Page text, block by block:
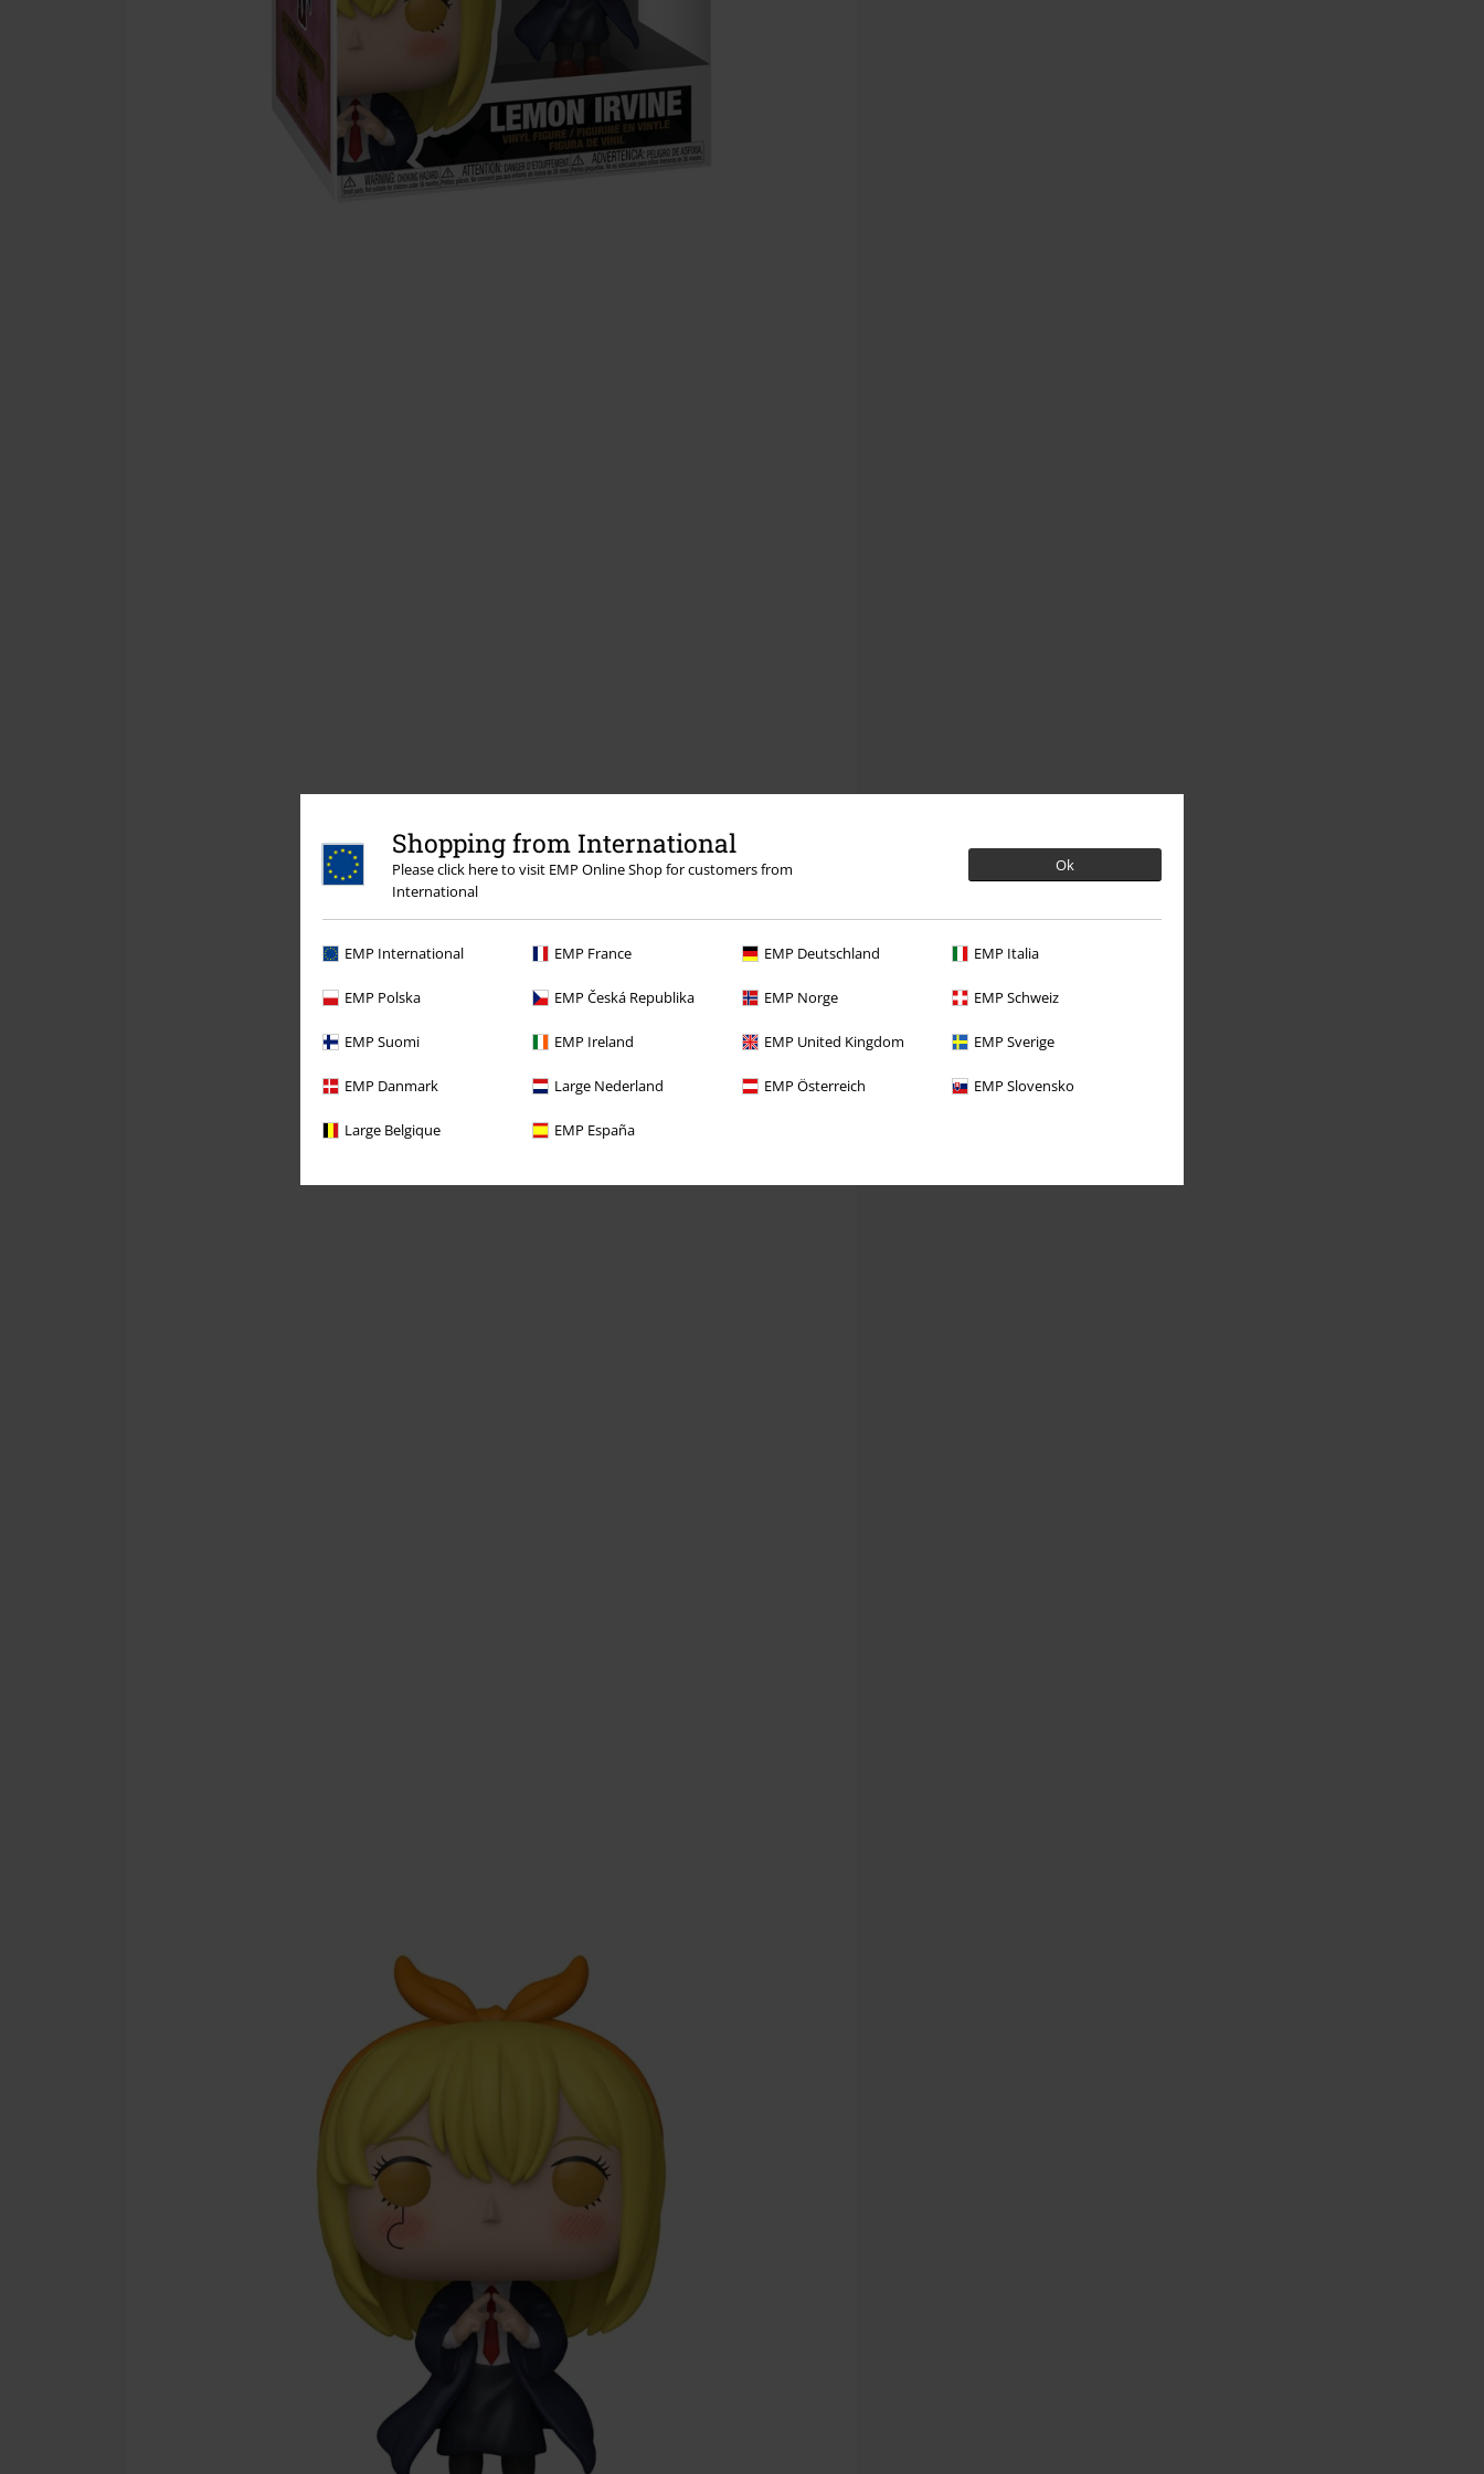
Shopping from International
Please click here to visit EMP Online Shop for customers from
International
Ok
EMP International EMP France EMP Deutschland EMP Italia
EMP Polska EMP Česká Republika EMP Norge EMP Schweiz
EMP Suomi EMP Ireland EMP United Kingdom EMP Sverige
EMP Danmark Large Nederland EMP Österreich EMP Slovensko
Large Belgique EMP España